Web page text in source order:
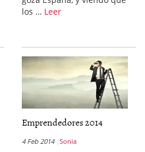
los … Leer
Emprendedores 2014
4 Feb 2014 Sonia